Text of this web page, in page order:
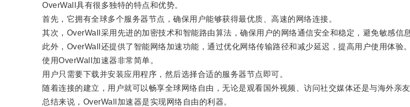
OverWall具有很多独特的特点和优势。
首先，它拥有全球多个服务器节点，确保用户能够获得最优质、高速的网络连接。
其次，OverWall采用先进的加密技术和智能路由算法，确保用户的网络通信安全和稳定，避免敏感信息
此外，OverWall还提供了智能网络加速功能，通过优化网络传输路径和减少延迟，提高用户使用体验。
使用OverWall加速器非常简单。
用户只需要下载并安装应用程序，然后选择合适的服务器节点即可。
随着连接的建立，用户就可以畅享全球网络自由，无论是观看国外视频、访问社交媒体还是与海外亲友
总结来说，OverWall加速器是实现网络自由的利器。